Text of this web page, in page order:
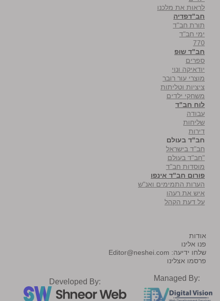
לראות את מלכנו
חב"דפדיה
תורת חב"ד
ימי חב"ד
770
חב"ד שופ
ספרים
יודאיקה ונוי
מוצרי עור רובר
ציציות וטליתות
משחקי ילדים
לוח חב"ד
עבודה
שליחות
דירות
חב"ד בעולם
חב"ד בישראל
"חב"ד בעולם
מוסדות חב"ד
פורום חב"ד אינפו
הערות התמימים ואנ"ש
איש את רעהו
על דעת הקהל
אודות
פנו אלינו
שלחו ידיעה: Editor@neshei.com
פרסמו אצלינו
Developed By: Managed By: